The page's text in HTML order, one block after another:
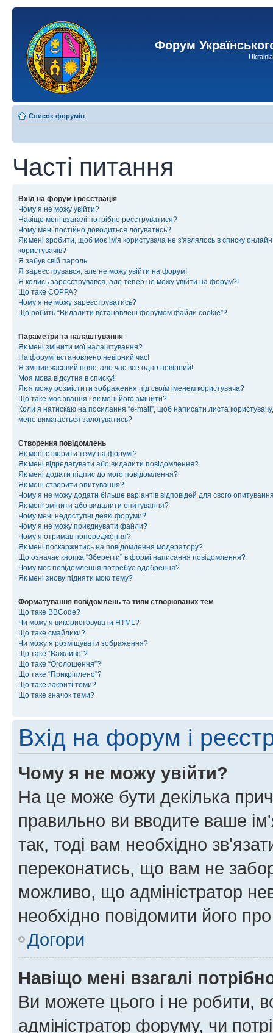
Форум
Список форумів
Часті питання
Вхід на форум і реєстрація
Чому я не можу увійти?
Навіщо мені взагалі потрібно реєструватися?
Чому мені постійно доводиться логуватись?
Як мені зробити, щоб моє ім'я користувача не з'являлось в списку онлайн
користувачів?
Я забув свій пароль
Я зареєструвався, але не можу увійти на форум!
Я колись зареєструвався, але тепер не можу увійти на форум?!
Що таке COPPA?
Чому я не можу зареєструватись?
Що робить “Видалити встановлені форумом файли cookie”?
Параметри та налаштування
Як мені змінити мої налаштування?
На форумі встановлено невірний час!
Я змінив часовий пояс, але час все одно невірний!
Моя мова відсутня в списку!
Як я можу розмістити зображення під своїм іменем користувача?
Що таке моє звання і як мені його змінити?
Коли я натискаю на посилання “e-mail”, щоб написати листа користувачу,
мене вимагається залогуватись?
Створення повідомлень
Як мені створити тему на форумі?
Як мені відредагувати або видалити повідомлення?
Як мені додати підпис до мого повідомлення?
Як мені створити опитування?
Чому я не можу додати більше варіантів відповідей для свого
Як мені змінити або видалити опитування?
Чому мені недоступні деякі форуми?
Чому я не можу приєднувати файли?
Чому я отримав попередження?
Як мені поскаржитись на повідомлення модератору?
Що означає кнопка “Зберегти” в формі написання повідомлення?
Чому моє повідомлення потребує одобрення?
Як мені знову підняти мою тему?
Форматування повідомлень та типи створюваних тем
Що таке BBCode?
Чи можу я використовувати HTML?
Що таке смайлики?
Чи можу я розміщувати зображення?
Що таке “Важливо”?
Що таке “Оголошення”?
Що таке “Прикріплено”?
Що таке закриті теми?
Що таке значок теми?
Вхід на форум і
Чому я не можу увійти?
На це може бути декілька
правильно ви вводите ваше
так, тоді вам необхідно
переконатись, що вам не
можливо, що адміністратор
необхідно повідомити його
Догори
Навіщо мені взагалі
Ви можете цього і не робити,
адміністратор форуму, чи